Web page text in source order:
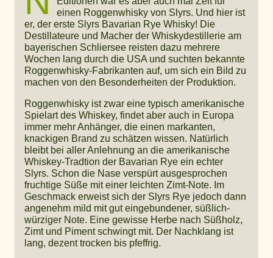
einen Roggenwhisky von Slyrs. Und hier ist
er, der erste Slyrs Bavarian Rye Whisky! Die
Destillateure und Macher der Whiskydestillerie am
bayerischen Schliersee reisten dazu mehrere
Wochen lang durch die USA und suchten bekannte
Roggenwhisky-Fabrikanten auf, um sich ein Bild zu
machen von den Besonderheiten der Produktion.
Roggenwhisky ist zwar eine typisch amerikanische
Spielart des Whiskey, findet aber auch in Europa
immer mehr Anhänger, die einen markanten,
knackigen Brand zu schätzen wissen. Natürlich
bleibt bei aller Anlehnung an die amerikanische
Whiskey-Tradtion der Bavarian Rye ein echter
Slyrs. Schon die Nase verspürt ausgesprochen
fruchtige Süße mit einer leichten Zimt-Note. Im
Geschmack erweist sich der Slyrs Rye jedoch dann
angenehm mild mit gut eingebundener, süßlich-
würziger Note. Eine gewisse Herbe nach Süßholz,
Zimt und Piment schwingt mit. Der Nachklang ist
lang, dezent trocken bis pfeffrig.